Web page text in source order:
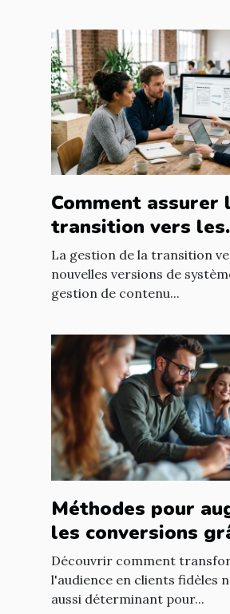
Comment assurer
transition vers les
nouvelles
systèmes de
contenu ?
La gestion de la transition
nouvelles versions de
gestion de contenu...
Méthodes pour
les conversions
ciblage marketing
Découvrir comment
l'audience en clients fidèles
aussi déterminant pour...